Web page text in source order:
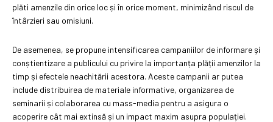
plăti amenzile din orice loc și în orice moment, minimizând riscul de
întârzieri sau omisiuni.
De asemenea, se propune intensificarea campaniilor de informare și
conștientizare a publicului cu privire la importanța plății amenzilor la
timp și efectele neachitării acestora. Aceste campanii ar putea
include distribuirea de materiale informative, organizarea de
seminarii și colaborarea cu mass-media pentru a asigura o
acoperire cât mai extinsă și un impact maxim asupra populației.